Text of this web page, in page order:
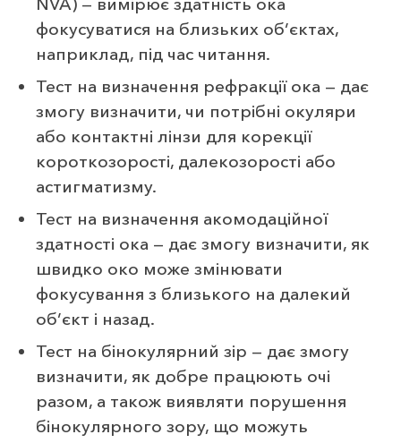
фокусуватися на близьких об’єктах,
наприклад, під час читання.
Тест на визначення рефракції ока — дає
змогу визначити, чи потрібні окуляри
або контактні лінзи для корекції
короткозорості, далекозорості або
астигматизму.
Тест на визначення акомодаційної
здатності ока — дає змогу визначити, як
швидко око може змінювати
фокусування з близького на далекий
об’єкт і назад.
Тест на бінокулярний зір — дає змогу
визначити, як добре працюють очі
разом, а також виявляти порушення
бінокулярного зору, що можуть